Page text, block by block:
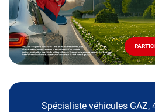
Locations
Spécialiste véhicules GAZ,